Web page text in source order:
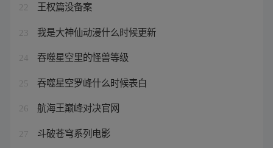
22 王权篇没备案
23 我是大神仙动漫什么时候更新
24 吞噬星空里的怪兽等级
25 吞噬星空罗峰什么时候表白
26 航海王巅峰对决官网
27 斗破苍穹系列电影